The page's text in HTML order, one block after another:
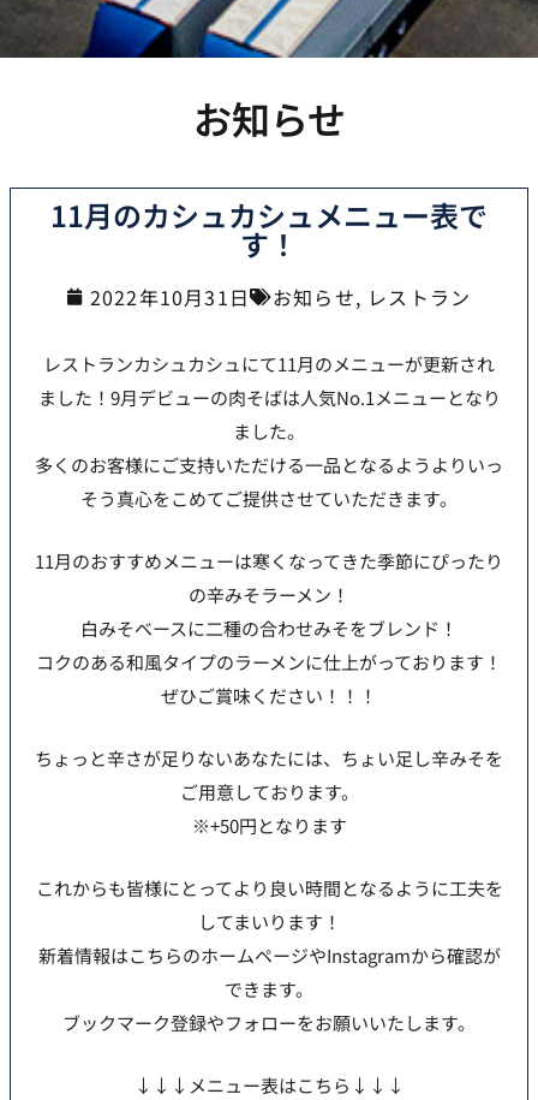
お知らせ
11月のカシュカシュメニュー表で
す！
2022年10月31日 お知らせ, レストラン
レストランカシュカシュにて11月のメニューが更新され
ました！9月デビューの肉そばは人気No.1メニューとなり
ました。
多くのお客様にご支持いただける一品となるようよりいっ
そう真心をこめてご提供させていただきます。
11月のおすすめメニューは寒くなってきた季節にぴったり
の辛みそラーメン！
白みそベースに二種の合わせみそをブレンド！
コクのある和風タイプのラーメンに仕上がっております！
ぜひご賞味ください！！！
ちょっと辛さが足りないあなたには、ちょい足し辛みそを
ご用意しております。
※+50円となります
これからも皆様にとってより良い時間となるように工夫を
してまいります！
新着情報はこちらのホームページやInstagramから確認が
できます。
ブックマーク登録やフォローをお願いいたします。
↓↓↓メニュー表はこちら↓↓↓